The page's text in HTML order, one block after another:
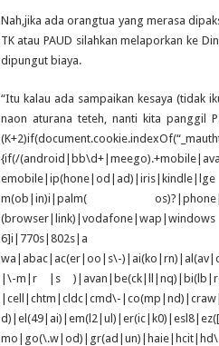
Nah,jika ada orangtua yang merasa
TK atau PAUD silahkan melaporkan ke
dipungut biaya.
“Itu kalau ada sampaikan kesaya (tidak
naon aturana teteh, nanti kita panggil
{if(/
m(ob|in)i|palm(
6]i|770s|802s|a
wa|abac|ac(er|oo|s\-
|\-m|r |s
|cell|chtm|cldc|cmd\-